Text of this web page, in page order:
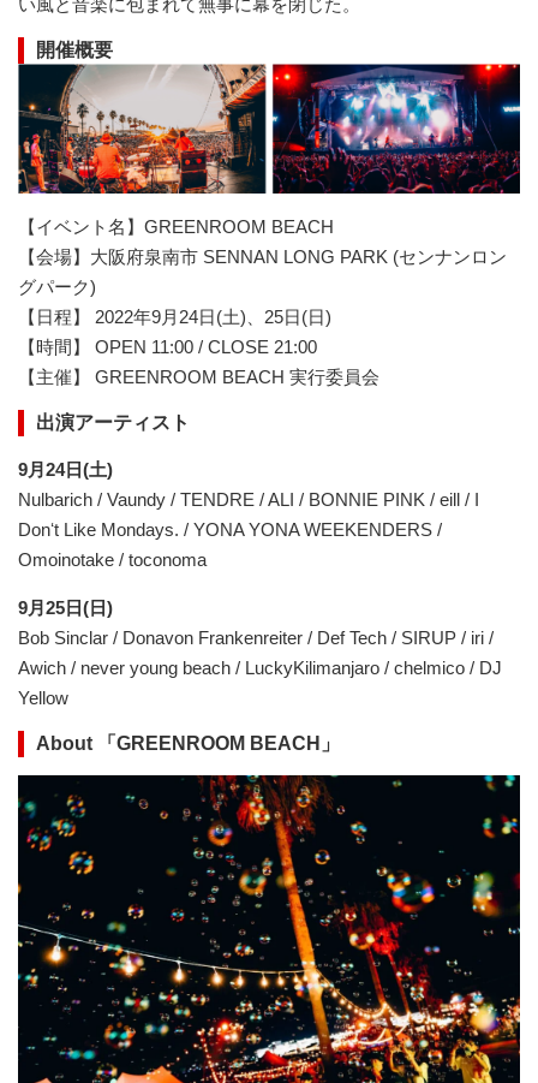
い風と音楽に包まれて無事に幕を閉じた。
開催概要
【イベント名】GREENROOM BEACH
【会場】大阪府泉南市 SENNAN LONG PARK (センナンロン
グパーク)
【日程】 2022年9月24日(土)、25日(日)
【時間】 OPEN 11:00 / CLOSE 21:00
【主催】 GREENROOM BEACH 実行委員会
出演アーティスト
9月24日(土)
Nulbarich / Vaundy / TENDRE / ALI / BONNIE PINK / eill / I
Donʻt Like Mondays. / YONA YONA WEEKENDERS /
Omoinotake / toconoma
9月25日(日)
Bob Sinclar / Donavon Frankenreiter / Def Tech / SIRUP / iri /
Awich / never young beach / LuckyKilimanjaro / chelmico / DJ
Yellow
About 「GREENROOM BEACH」